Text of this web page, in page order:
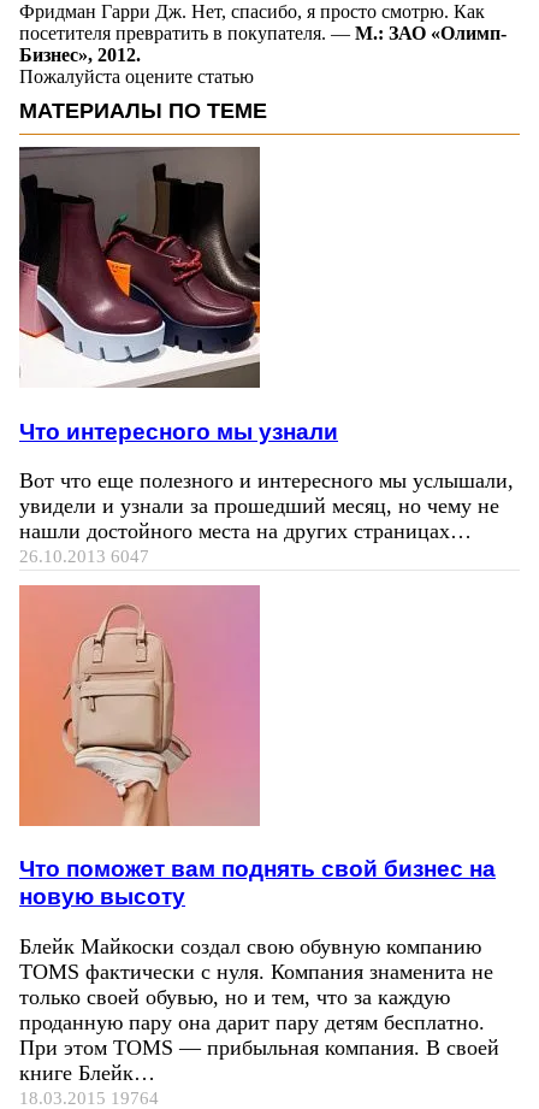
Фридман Гарри Дж. Нет, спасибо, я просто смотрю. Как
посетителя превратить в покупателя. — М.: ЗАО «Олимп-
Бизнес», 2012.
Пожалуйста оцените статью
МАТЕРИАЛЫ ПО ТЕМЕ
Что интересного мы узнали
Вот что еще полезного и интересного мы услышали,
увидели и узнали за прошедший месяц, но чему не
нашли достойного места на других страницах…
26.10.2013 6047
Что поможет вам поднять свой бизнес на
новую высоту
Блейк Майкоски создал свою обувную компанию
TOMS фактически с нуля. Компания знаменита не
только своей обувью, но и тем, что за каждую
проданную пару она дарит пару детям бесплатно.
При этом TOMS — прибыльная компания. В своей
книге Блейк…
18.03.2015 19764